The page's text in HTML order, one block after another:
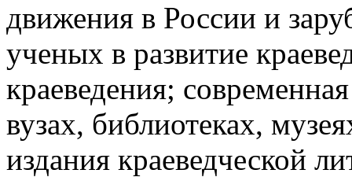
движения в России и
ученых в развитие
краеведения;
вузах, библиотеках,
издания краеведческой